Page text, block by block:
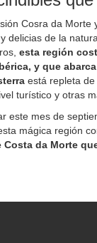
Cosra da Morte
delicias de la
esta región
y que
está repleta de
turístico y otras
este mes de
mágica región
da Morte